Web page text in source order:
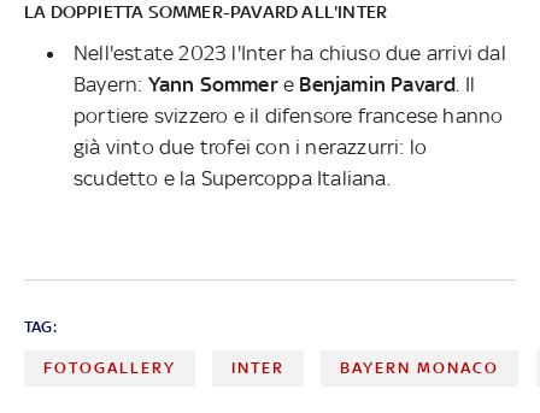
LA DOPPIETTA SOMMER-PAVARD ALL'INTER
Nell'estate 2023 l'Inter ha chiuso due arrivi dal
Bayern: Yann Sommere Benjamin Pavard. Il
portiere svizzero e il difensore francese hanno
già vinto due trofei con i nerazzurri: lo
scudetto e la Supercoppa Italiana.
TAG:
FOTOGALLERY INTER BAYERN MONACO